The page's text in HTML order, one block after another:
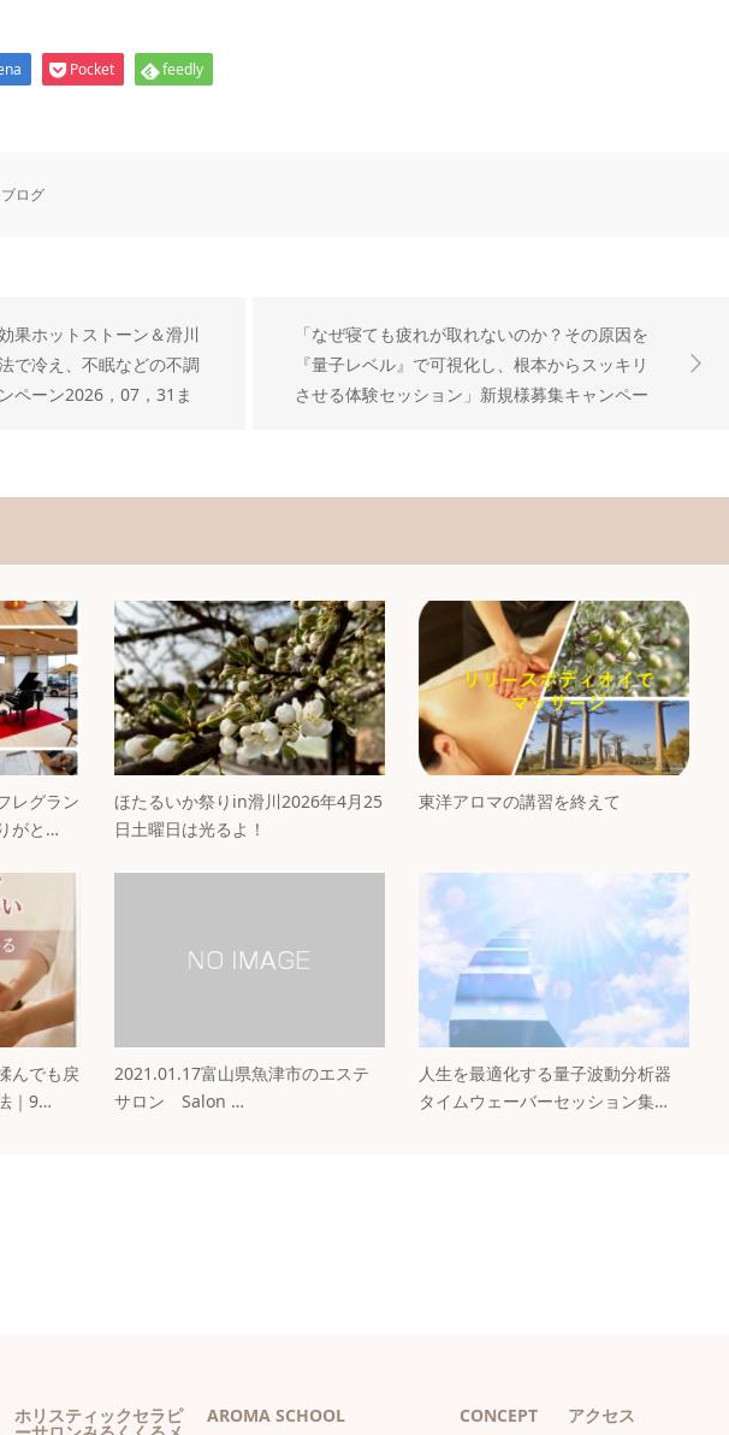
Pocket feedly
ブログ
果ホットストーン＆滑川
で冷え、不眠などの不調
ペーン2026，07，31ま
「なぜ寝ても疲れが取れないのか？その原因を
『量子レベル』で可視化し、根本からスッキリ
させる体験セッション」新規様募集キャンペー
レグラン
がと…
ほたるいか祭りin滑川2026年4月25
日土曜日は光るよ！
東洋アロマの講習を終えて
んでも戻
｜9…
2021.01.17富山県魚津市のエステ
サロン Salon …
人生を最適化する量子波動分析器
タイムウェーバーセッション集…
ホリスティックセラピ AROMA SCHOOL CONCEPT アクセス